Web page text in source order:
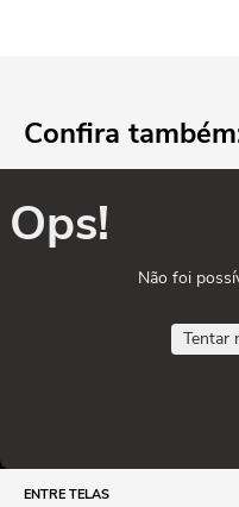
Confira
Ops!
Não foi
Tentar
ENTRE TELAS